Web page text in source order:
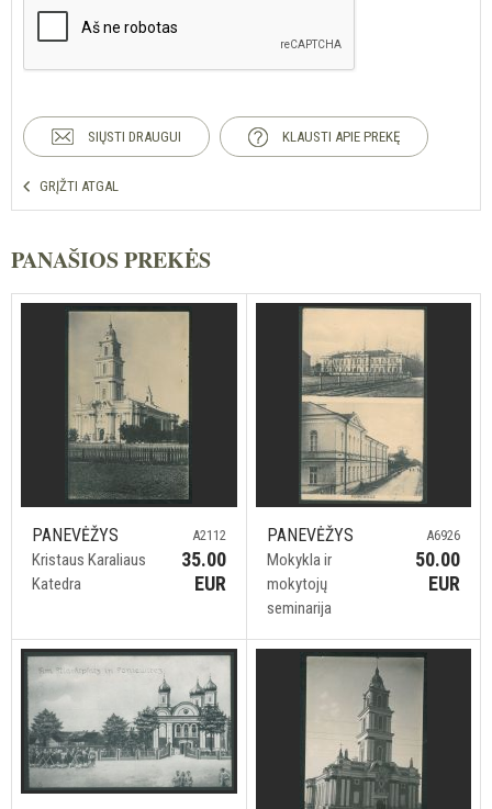
SIŲSTI DRAUGUI KLAUSTI APIE PREKĘ
GRĮŽTI ATGAL
PANAŠIOS PREKĖS
PANEVĖŽYS
Kristaus Karaliaus
Katedra
A2112
35.00
EUR
PANEVĖŽYS
Mokykla ir
mokytojų
seminarija
A6926
50.00
EUR